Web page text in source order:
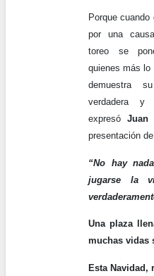
Porque
por una
toreo se
quienes más
demuestra
verdadera y
expresóJuan
presentación
“No hay
jugarse la
Una plaza
muchas vidas
Esta Navidad,